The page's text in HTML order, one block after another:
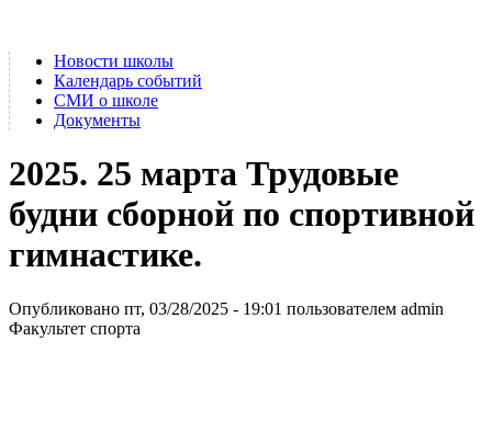
Новости школы
Календарь событий
СМИ о школе
Документы
2025. 25 марта Трудовые
будни сборной по спортивной
гимнастике.
Опубликовано пт, 03/28/2025 - 19:01 пользователем admin
Факультет спорта